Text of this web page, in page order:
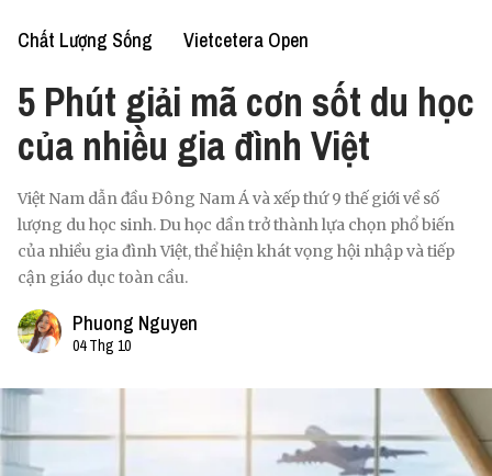
Chất Lượng Sống Vietcetera Open
5 Phút giải mã cơn sốt du học
của nhiều gia đình Việt
Việt Nam dẫn đầu Đông Nam Á và xếp thứ 9 thế giới về số
lượng du học sinh. Du học dần trở thành lựa chọn phổ biến
của nhiều gia đình Việt, thể hiện khát vọng hội nhập và tiếp
cận giáo dục toàn cầu.
Phuong Nguyen
04 Thg 10